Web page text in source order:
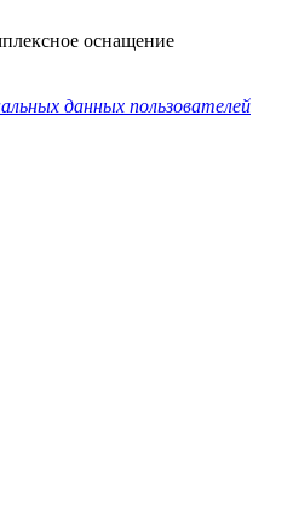
оснащение
данных пользователей